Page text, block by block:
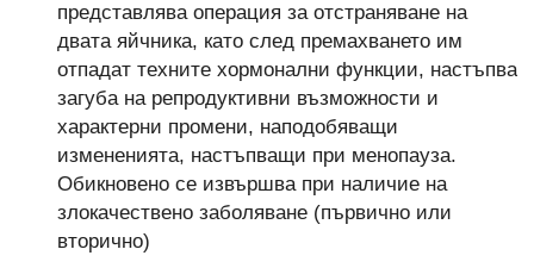
представлява операция за отстраняване на
двата яйчника, като след премахването им
отпадат техните хормонални функции, настъпва
загуба на репродуктивни възможности и
характерни промени, наподобяващи
измененията, настъпващи при менопауза.
Обикновено се извършва при наличие на
злокачествено заболяване (първично или
вторично)